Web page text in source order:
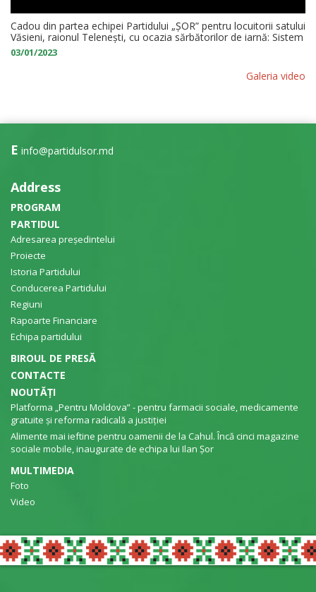
Cadou din partea echipei Partidului „ȘOR” pentru locuitorii satului
Văsieni, raionul Telenești, cu ocazia sărbătorilor de iarnă: Sistem
de iluminat stradal nou
03/01/2023
Galeria video
E info@partidulsor.md
Address
PROGRAM
PARTIDUL
Adresarea președintelui
Proiecte
Istoria Partidului
Conducerea Partidului
Regiuni
Rapoarte Financiare
Echipa partidului
BIROUL DE PRESĂ
CONTACTE
NOUTĂȚI
Platforma „Pentru Moldova” - pentru farmacii sociale, medicamente
gratuite și reforma radicală a justiției
Alimente mai ieftine pentru oamenii de la Cahul. Încă cinci magazine
sociale mobile, inaugurate de echipa lui Ilan Șor
MULTIMEDIA
Foto
Video